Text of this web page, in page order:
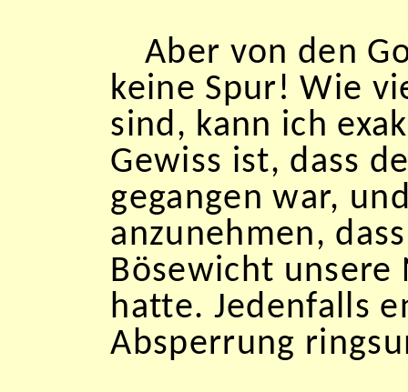
Aber von den
keine Spur! Wie
sind, kann ich
Gewiss ist, dass
gegangen war,
anzunehmen,
Bösewicht unsere
hatte. Jedenfalls
Absperrung